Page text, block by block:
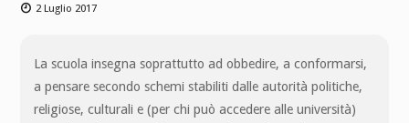
2 Luglio 2017
La scuola insegna soprattutto ad obbedire, a conformarsi,
a pensare secondo schemi stabiliti dalle autorità politiche,
religiose, culturali e (per chi può accedere alle università)